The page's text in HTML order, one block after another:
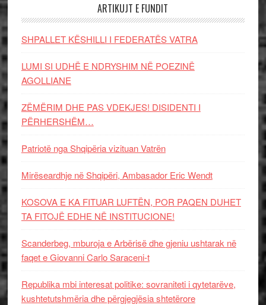
ARTIKUJT E FUNDIT
SHPALLET KËSHILLI I FEDERATËS VATRA
LUMI SI UDHË E NDRYSHIM NË POEZINË
AGOLLIANE
ZËMËRIM DHE PAS VDEKJES! DISIDENTI I
PËRHERSHËM…
Patriotë nga Shqipëria vizituan Vatrën
Mirëseardhje në Shqipëri, Ambasador Eric Wendt
KOSOVA E KA FITUAR LUFTËN, POR PAQEN DUHET
TA FITOJË EDHE NË INSTITUCIONE!
Scanderbeg, mburoja e Arbërisë dhe gjeniu ushtarak në
faqet e Giovanni Carlo Saraceni-t
Republika mbi interesat politike: sovraniteti i qytetarëve,
kushtetutshmëria dhe përgjegjësia shtetërore